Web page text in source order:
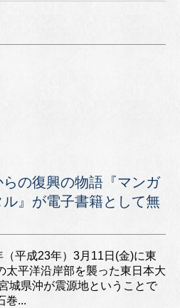
の復興の物語『マンガ
』が電子書籍として無
（平成23年）3月11日(金)に東
太平洋沿岸部を襲った東日本大
城県沖が震源地ということで
巻...